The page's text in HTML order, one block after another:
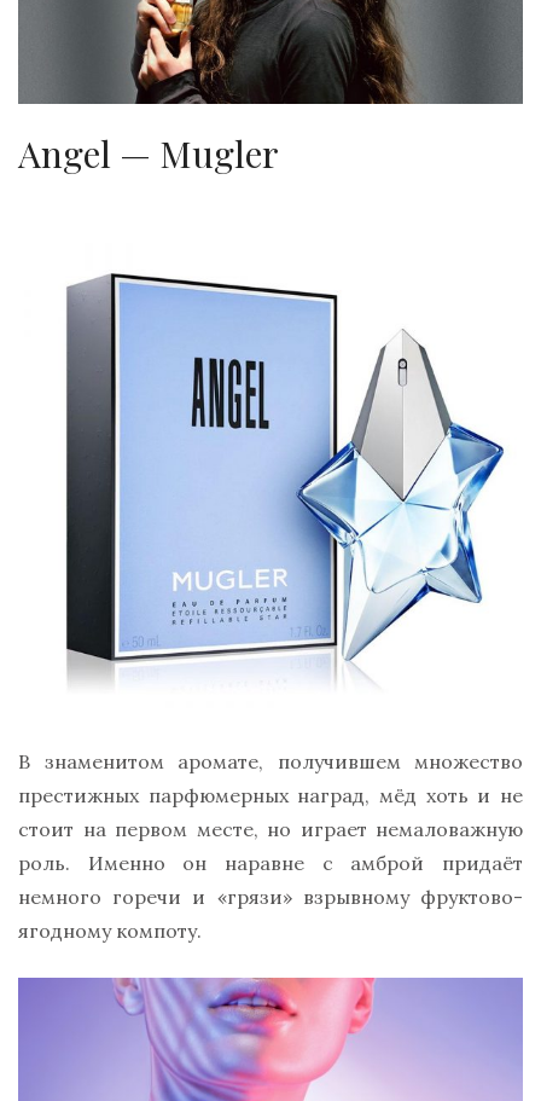
Angel — Mugler
В знаменитом аромате, получившем множество
престижных парфюмерных наград, мёд хоть и не
стоит на первом месте, но играет немаловажную
роль. Именно он наравне с амброй придаёт
немного горечи и «грязи» взрывному фруктово-
ягодному компоту.